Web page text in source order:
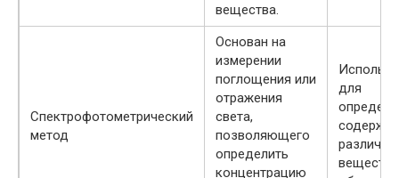
вещества.
Спектрофотометрический
метод
Основан на
измерении
поглощения или
отражения
света,
позволяющего
определить
концентрацию
для
веществ